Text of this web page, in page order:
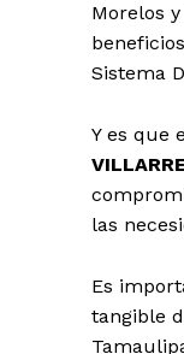
Morelos
Sistema
Y es que
las
Es
tangible